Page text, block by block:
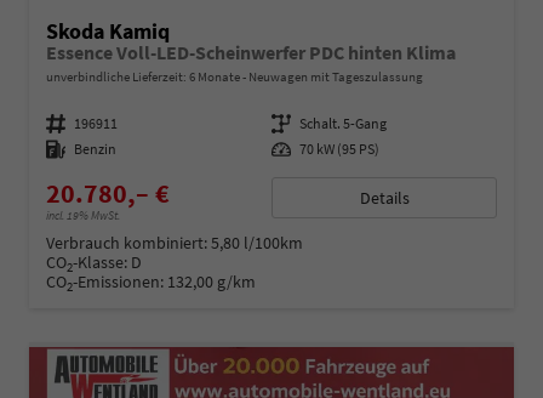
Skoda Kamiq
Essence Voll-LED-Scheinwerfer PDC hinten Klima
unverbindliche Lieferzeit: 6 Monate Neuwagen mit Tageszulassung
Fahrzeugnummer 196911 Getriebe Schalt. 5-Gang
Kraftstoff Benzin Leistung 70 kW (95 PS)
20.780,– €
incl. 19% MwSt.
Details
Verbrauch kombiniert:5,80 l/100km
CO2-Klasse: D
CO2-Emissionen: 132,00 g/km